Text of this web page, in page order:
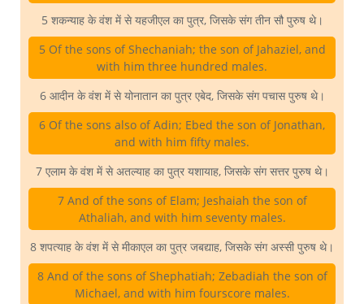
5 शकन्याह के वंश में से यहजीएल का पुत्र, जिसके संग तीन सौ पुरुष थे।
5 Of the sons of Shechaniah; the son of Jahaziel, and
with him three hundred males.
6 आदीन के वंश में से योनातान का पुत्र एबेद, जिसके संग पचास पुरुष थे।
6 Of the sons also of Adin; Ebed the son of Jonathan,
and with him fifty males.
7 एलाम के वंश में से अतल्याह का पुत्र यशायाह, जिसके संग सत्तर पुरुष थे।
7 And of the sons of Elam; Jeshaiah the son of
Athaliah, and with him seventy males.
8 शपत्याह के वंश में से मीकाएल का पुत्र जबद्याह, जिसके संग अस्सी पुरुष थे।
8 And of the sons of Shephatiah; Zebadiah the son of
Michael, and with him fourscore males.